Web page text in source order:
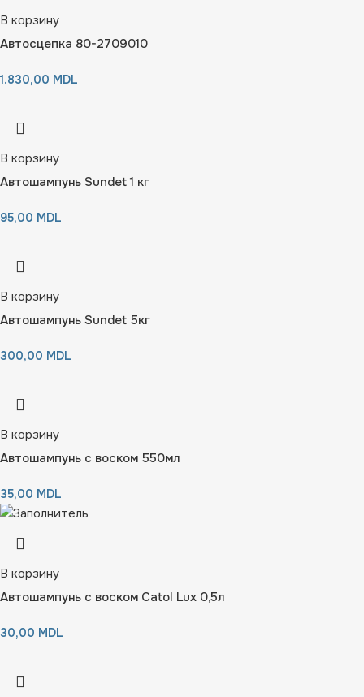
В корзину
Автосцепка 80-2709010
1.830,00 MDL
В корзину
Автошампунь Sundet 1 кг
95,00 MDL
В корзину
Автошампунь Sundet 5кг
300,00 MDL
В корзину
Автошампунь с воском 550мл
35,00 MDL
В корзину
Автошампунь с воском Catol Lux 0,5л
30,00 MDL